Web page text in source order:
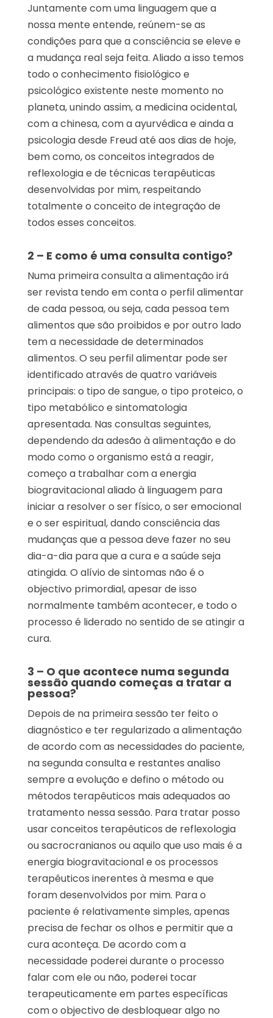
Juntamente com uma linguagem que a
nossa mente entende, reúnem-se as
condições para que a consciência se eleve e
a mudança real seja feita. Aliado a isso temos
todo o conhecimento fisiológico e
psicológico existente neste momento no
planeta, unindo assim, a medicina ocidental,
com a chinesa, com a ayurvédica e ainda a
psicologia desde Freud até aos dias de hoje,
bem como, os conceitos integrados de
reflexologia e de técnicas terapêuticas
desenvolvidas por mim, respeitando
totalmente o conceito de integração de
todos esses conceitos.
2 – E como é uma consulta contigo?
Numa primeira consulta a alimentação irá
ser revista tendo em conta o perfil alimentar
de cada pessoa, ou seja, cada pessoa tem
alimentos que são proibidos e por outro lado
tem a necessidade de determinados
alimentos. O seu perfil alimentar pode ser
identificado através de quatro variáveis
principais: o tipo de sangue, o tipo proteico, o
tipo metabólico e sintomatologia
apresentada. Nas consultas seguintes,
dependendo da adesão à alimentação e do
modo como o organismo está a reagir,
começo a trabalhar com a energia
biogravitacional aliado à linguagem para
iniciar a resolver o ser físico, o ser emocional
e o ser espiritual, dando consciência das
mudanças que a pessoa deve fazer no seu
dia-a-dia para que a cura e a saúde seja
atingida. O alívio de sintomas não é o
objectivo primordial, apesar de isso
normalmente também acontecer, e todo o
processo é liderado no sentido de se atingir a
cura.
3 – O que acontece numa segunda
sessão quando começas a tratar a
pessoa?
Depois de na primeira sessão ter feito o
diagnóstico e ter regularizado a alimentação
de acordo com as necessidades do paciente,
na segunda consulta e restantes analiso
sempre a evolução e defino o método ou
métodos terapêuticos mais adequados ao
tratamento nessa sessão. Para tratar posso
usar conceitos terapêuticos de reflexologia
ou sacrocranianos ou aquilo que uso mais é a
energia biogravitacional e os processos
terapêuticos inerentes à mesma e que
foram desenvolvidos por mim. Para o
paciente é relativamente simples, apenas
precisa de fechar os olhos e permitir que a
cura aconteça. De acordo com a
necessidade poderei durante o processo
falar com ele ou não, poderei tocar
terapeuticamente em partes específicas
com o objectivo de desbloquear algo no